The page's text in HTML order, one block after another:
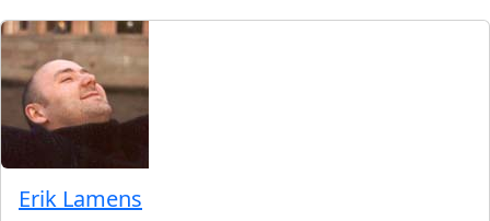
Erik Lamens